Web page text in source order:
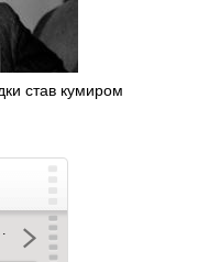
став кумиром